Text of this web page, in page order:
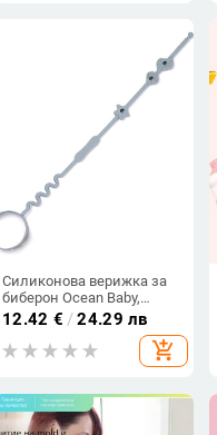
Силиконова верижка за
биберон Ocean Baby,
играчка за гризалка,
каишка против загубване,
верижка против
изпускане, чаша за вода,
бутилка
12.42 € /24.29 лв
add_shopping_cart